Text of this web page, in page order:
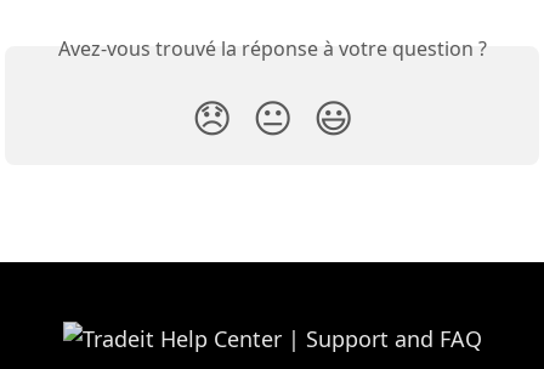
Avez-vous trouvé la réponse à votre question ?
😞 😐 😃